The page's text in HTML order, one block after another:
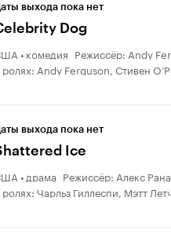
выхода пока нет
Dog
• комедия Режиссёр: Andy
ролях: Andy Ferguson, Стивен
выхода пока нет
Ice
• драма Режиссёр: Алекс
ролях: Чарльз Гиллеспи, Мэтт